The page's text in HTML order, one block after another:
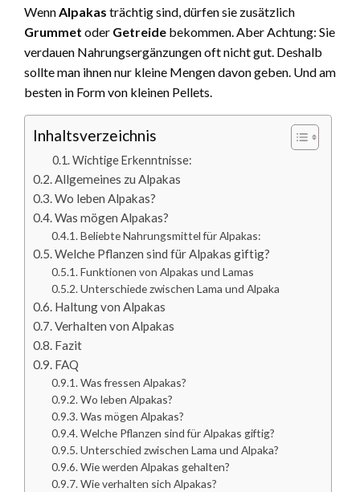
WennAlpakas trächtig sind, dürfen sie zusätzlich
Grummet oder Getreide bekommen. Aber Achtung: Sie
verdauen Nahrungsergänzungen oft nicht gut. Deshalb
sollte man ihnen nur kleine Mengen davon geben. Und am
besten in Form von kleinen Pellets.
Inhaltsverzeichnis
Wichtige Erkenntnisse:
Allgemeines zu Alpakas
Wo leben Alpakas?
Was mögen Alpakas?
Beliebte Nahrungsmittel für Alpakas:
Welche Pflanzen sind für Alpakas giftig?
Funktionen von Alpakas und Lamas
Unterschiede zwischen Lama und Alpaka
Haltung von Alpakas
Verhalten von Alpakas
Fazit
FAQ
Was fressen Alpakas?
Wo leben Alpakas?
Was mögen Alpakas?
Welche Pflanzen sind für Alpakas giftig?
Unterschied zwischen Lama und Alpaka?
Wie werden Alpakas gehalten?
Wie verhalten sich Alpakas?